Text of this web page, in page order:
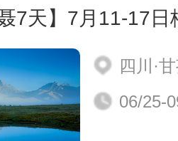
17日格聂三神山 格聂之眼 鱼子西行摄格聂7
四川·
06/25-